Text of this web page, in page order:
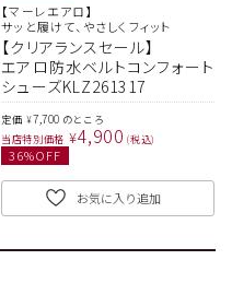
【マーレエアロ】
サッと履けて、やさしくフィット
【クリアランスセール】
エアロ防水ベルトコンフォート
シューズKLZ261317
定価 ¥7,700 のところ
当店特別価格 ¥4,900 税込
36%OFF
お気に入り追加